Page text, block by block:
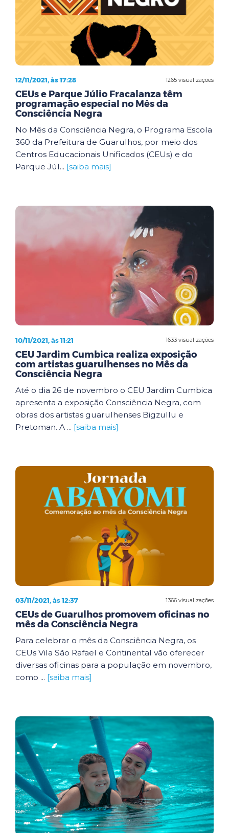
1265 visualizações
12/11/2021, às 17:28
CEUs e Parque Júlio Fracalanza têm
programação especial no Mês da
Consciência Negra
No Mês da Consciência Negra, o Programa Escola
360 da Prefeitura de Guarulhos, por meio dos
Centros Educacionais Unificados (CEUs) e do
Parque Júl... [saiba mais]
1633 visualizações
10/11/2021, às 11:21
CEU Jardim Cumbica realiza exposição
com artistas guarulhenses no Mês da
Consciência Negra
Até o dia 26 de novembro o CEU Jardim Cumbica
apresenta a exposição Consciência Negra, com
obras dos artistas guarulhenses Bigzullu e
Pretoman. A ... [saiba mais]
1366 visualizações
03/11/2021, às 12:37
CEUs de Guarulhos promovem oficinas no
mês da Consciência Negra
Para celebrar o mês da Consciência Negra, os
CEUs Vila São Rafael e Continental vão oferecer
diversas oficinas para a população em novembro,
como ... [saiba mais]